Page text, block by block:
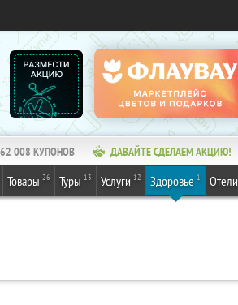
008 КУПОНОВ ДАВАЙТЕ СДЕЛАЕМ АКЦИЮ!
Товары 26 Туры 13 Услуги 12 Здоровье 1 Отели